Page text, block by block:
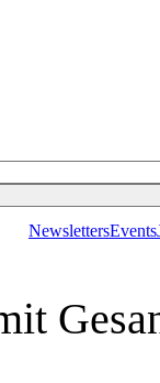
NewslettersEvents